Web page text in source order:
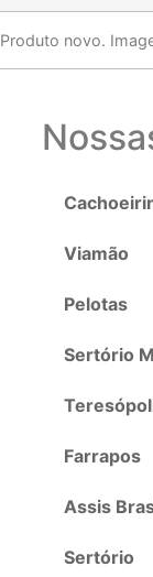
Produto novo.
Viamão
Pelotas
Sertório
Farrapos
Assis
Sertório